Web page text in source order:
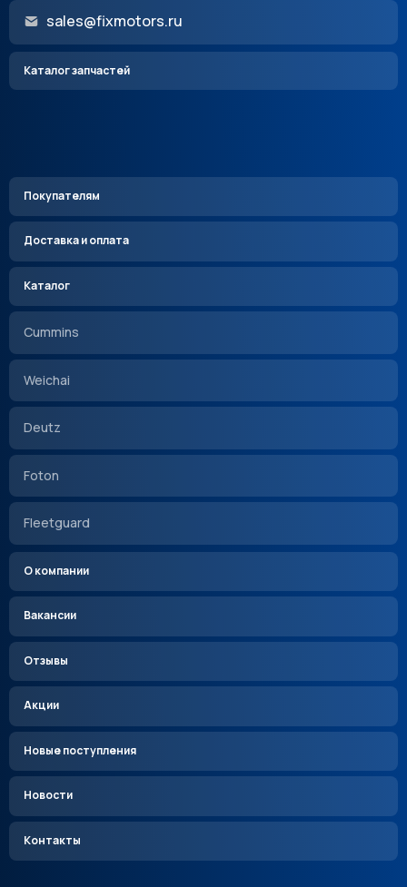
sales@fixmotors.ru
Каталог запчастей
Покупателям
Доставка и оплата
Каталог
Cummins
Weichai
Deutz
Foton
Fleetguard
О компании
Вакансии
Отзывы
Акции
Новые поступления
Новости
Контакты